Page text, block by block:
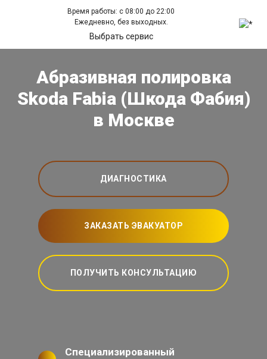
Время работы: с 08:00 до 22:00
Ежедневно, без выходных.
Выбрать сервис
Абразивная полировка
Skoda Fabia (Шкода Фабия)
в Москве
ДИАГНОСТИКА
ЗАКАЗАТЬ ЭВАКУАТОР
ПОЛУЧИТЬ КОНСУЛЬТАЦИЮ
Специализированный